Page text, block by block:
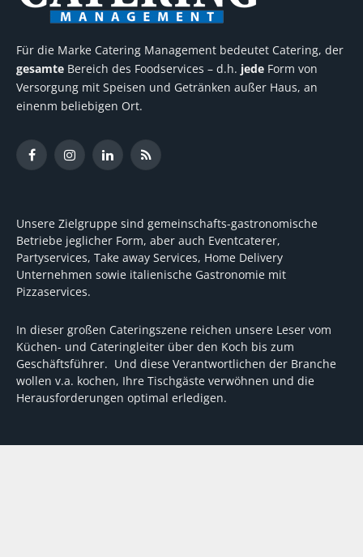
Für die Marke Catering Management bedeutet Catering, der
gesamte Bereich des Foodservices – d.h. jede Form von
Versorgung mit Speisen und Getränken außer Haus, an
einenm beliebigen Ort.
FacebookInstagramLinkedInRSS
Unsere Zielgruppe sind gemeinschafts-gastronomische
Betriebe jeglicher Form, aber auch Eventcaterer,
Partyservices, Take away Services, Home Delivery
Unternehmen sowie italienische Gastronomie mit
Pizzaservices.
In dieser großen Cateringszene reichen unsere Leser vom
Küchen- und Cateringleiter über den Koch bis zum
Geschäftsführer. Und diese Verantwortlichen der Branche
wollen v.a. kochen, Ihre Tischgäste verwöhnen und die
Herausforderungen optimal erledigen.